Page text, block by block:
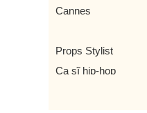
Cannes
Props Stylist
Ca sĩ hip-hop